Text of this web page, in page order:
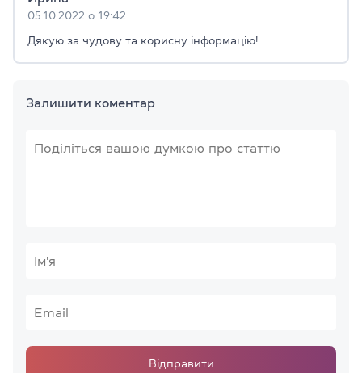
05.10.2022 о 19:42
Дякую за чудову та корисну інформацію!
Залишити коментар
Відправити